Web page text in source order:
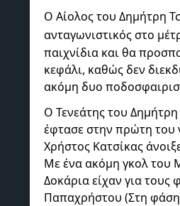
Ο Αίολος του Δημήτρη
ανταγωνιστικός στο
παιχνίδια και θα
κεφάλι, καθώς δεν
ακόμη δυο
Ο Τενεάτης του
έφτασε στην πρώτη του
Χρήστος Κατσίκας
Με ένα ακόμη γκολ του
Δοκάρια είχαν για τους
Παπαχρήστου (Στη φάση